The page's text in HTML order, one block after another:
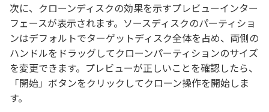
次に、クローンディスクの効果を示すプレビューインター
フェースが表示されます。ソースディスクのパーティショ
ンはデフォルトでターゲットディスク全体を占め、両側の
ハンドルをドラッグしてクローンパーティションのサイズ
を変更できます。プレビューが正しいことを確認したら、
「開始」ボタンをクリックしてクローン操作を開始しま
す。